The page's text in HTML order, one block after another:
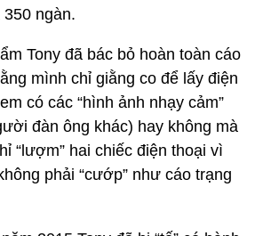
ngàn.
Tony đã bác bỏ hoàn toàn cáo
mình chỉ giằng co để lấy điện
có các “hình ảnh nhạy cảm”
đàn ông khác) hay không mà
“lượm” hai chiếc điện thoại vì
phải “cướp” như cáo trạng